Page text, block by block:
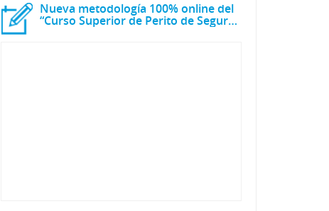
Nueva metodología 100% online del
“Curso Superior de Perito de Seguros de Automóviles